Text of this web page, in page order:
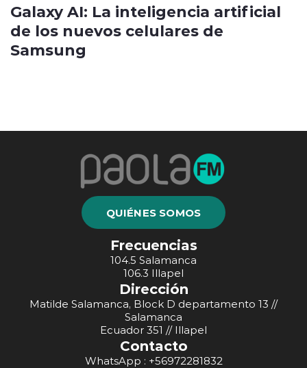
Galaxy AI: La inteligencia artificial
de los nuevos celulares de
Samsung
QUIÉNES SOMOS
Frecuencias
104.5 Salamanca
106.3 Illapel
Dirección
Matilde Salamanca, Block D departamento 13 //
Salamanca
Ecuador 351 // Illapel
Contacto
WhatsApp : +56972281832